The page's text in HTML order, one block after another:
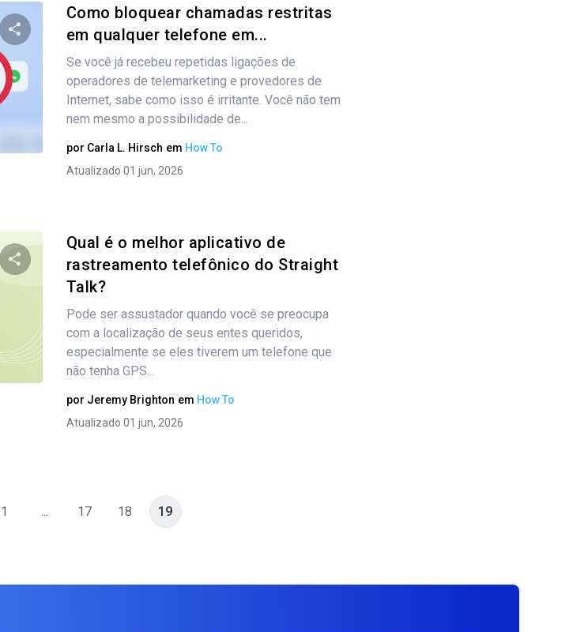
Compartilhe este artigo
Como bloquear chamadas restritas
em qualquer telefone em...
Se você já recebeu repetidas ligações de
operadores de telemarketing e provedores de
Internet, sabe como isso é irritante. Você não tem
nem mesmo a possibilidade de...
por Carla L. Hirsch em How To
Atualizado 01 jun, 2026
Twitter Facebook Copiar link
Qual é o melhor aplicativo de
rastreamento telefônico do Straight
Talk?
Pode ser assustador quando você se preocupa
com a localização de seus entes queridos,
especialmente se eles tiverem um telefone que
não tenha GPS...
por Jeremy Brighton em How To
Atualizado 01 jun, 2026
1 ... 17 18 19